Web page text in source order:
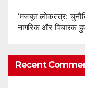
‘मजबूत लोकतंत्र:
नागरिक और विचारक
Recent